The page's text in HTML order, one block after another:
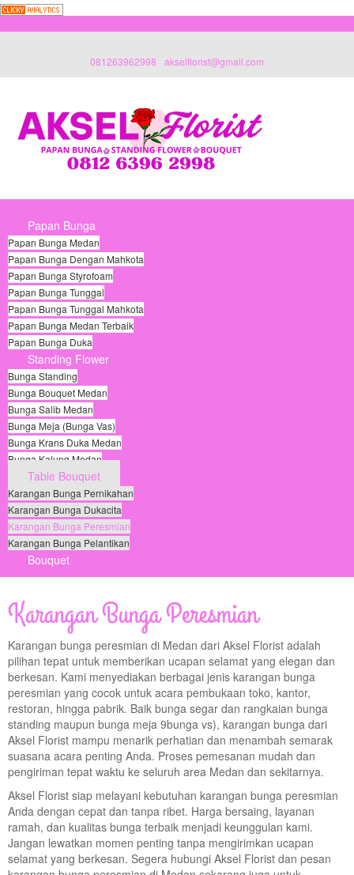
081263962998 akselflorist@gmail.com
Papan Bunga
Papan Bunga Medan
Papan Bunga Dengan Mahkota
Papan Bunga Styrofoam
Papan Bunga Tunggal
Papan Bunga Tunggal Mahkota
Papan Bunga Medan Terbaik
Papan Bunga Duka
Standing Flower
Bunga Standing
Bunga Bouquet Medan
Bunga Salib Medan
Bunga Meja (Bunga Vas)
Bunga Krans Duka Medan
Bunga Kalung Medan
Table Bouquet
Karangan Bunga Pernikahan
Karangan Bunga Dukacita
Karangan Bunga Peresmian
Karangan Bunga Pelantikan
Bouquet
Karangan Bunga Peresmian
Karangan bunga peresmian di Medan dari Aksel Florist adalah
pilihan tepat untuk memberikan ucapan selamat yang elegan dan
berkesan. Kami menyediakan berbagai jenis karangan bunga
peresmian yang cocok untuk acara pembukaan toko, kantor,
restoran, hingga pabrik. Baik bunga segar dan rangkaian bunga
standing maupun bunga meja 9bunga vs), karangan bunga dari
Aksel Florist mampu menarik perhatian dan menambah semarak
suasana acara penting Anda. Proses pemesanan mudah dan
pengiriman tepat waktu ke seluruh area Medan dan sekitarnya.
Aksel Florist siap melayani kebutuhan karangan bunga peresmian
Anda dengan cepat dan tanpa ribet. Harga bersaing, layanan
ramah, dan kualitas bunga terbaik menjadi keunggulan kami.
Jangan lewatkan momen penting tanpa mengirimkan ucapan
selamat yang berkesan. Segera hubungi Aksel Florist dan pesan